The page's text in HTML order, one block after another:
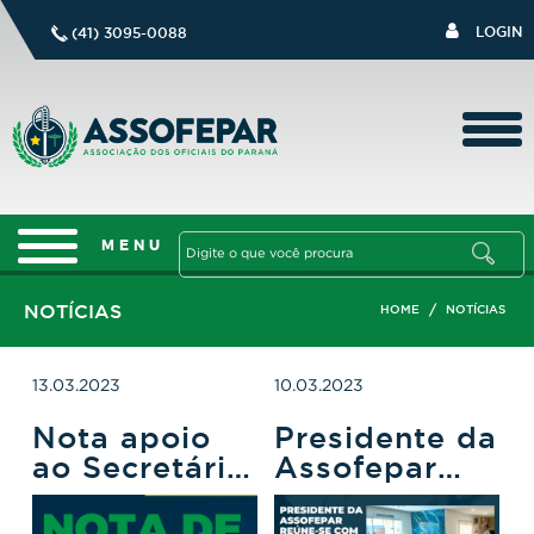
(41) 3095-0088 LOGIN
NOTÍCIAS HOME / NOTÍCIAS
13.03.2023
Nota apoio
ao Secretário
de Estado da
Segurança
10.03.2023
Presidente da
Assofepar
reúne-se com
Oficiais na